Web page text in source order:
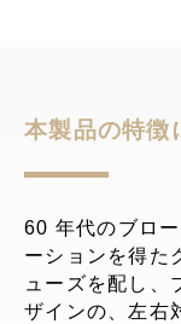
本製品の特徴
60 年代のブロ
ーションを得た
ューズを配し、
ザインの、左右